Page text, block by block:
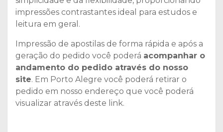
impressões contrastantes ideal para estudos e
leitura em geral.
Impressão de apostilas de forma rápida e após a
geração do pedido você poderá acompanhar o
andamento do pedido através do nosso
site. Em Porto Alegre você poderá retirar o
pedido em nosso endereço que você poderá
visualizar através deste link.